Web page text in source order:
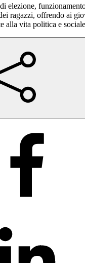
elezione,
ragazzi, offrendo ai
alla vita politica e